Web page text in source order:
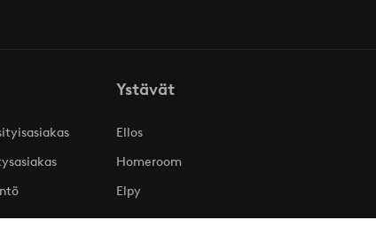
Ystävät
Ellos
Homeroom
Elpy